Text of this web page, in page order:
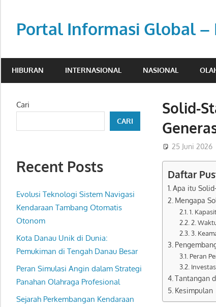
contentPortal Informasi Global
kredibel
pembaca
aktif.
HIBURAN INTERNASIONAL NASIONAL
Solid-
25 Juni 2026
Daftar
Apa itu
Mengapa
1.
2.
3.
Peran
Tantangan
Kesimpulan
Cari
CARI
Recent Posts
Evolusi Teknologi Sistem Navigasi
Kendaraan Tambang Otomatis
Otonom
Kota Danau Unik di Dunia:
Pemukiman di Tengah Danau Besar
Peran Simulasi Angin dalam Strategi
Panahan Olahraga Profesional
Sejarah Perkembangan Kendaraan